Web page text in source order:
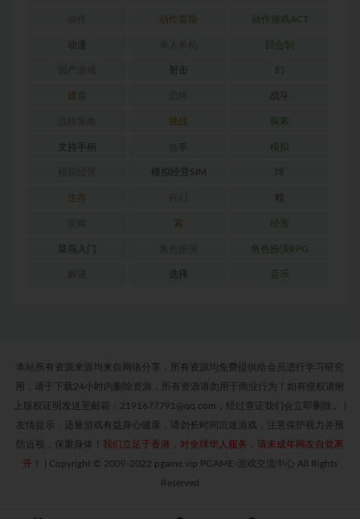
动作冒险 动作游戏ACT
动漫 回合制
射击 幻
建造 战斗
挑战 探索
支持手柄 模拟
模拟经营SIM 球
生存 程
索 经营
菜鸟入门 角色扮演RPG
选择 音乐
本站所有资源来源均来自网络分享，所有资源均免费提供给会员进行学习研究
用，请于下载24小时内删除资源，所有资源请勿用于商业行为！如有侵权请附
上版权证明发送至邮箱：2191677791@qq.com，经过查证我们会立即删除。
友情提示：适量游戏有益身心健康，请勿长时间沉迷游戏，注意保护视力并预
防近视，保重身体！ 我们立足于香港，对全球华人服务，请未成年网友自觉离
开！
Copyright © 2009-2022 pgame.vip PGAME-游戏交流中心 All Rights
Reserved